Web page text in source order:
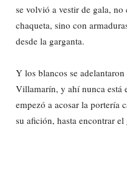
se volvió a vestir de gala,
chaqueta, sino con
desde la garganta.
Y los blancos se
Villamarín, y ahí nunca está
empezó a acosar la portería
su afición, hasta encontrar